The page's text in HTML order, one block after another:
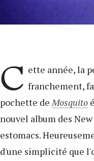
C ette année, la
franchement,
pochette deMosquito
nouvel album des
estomacs.
d'une simplicité que